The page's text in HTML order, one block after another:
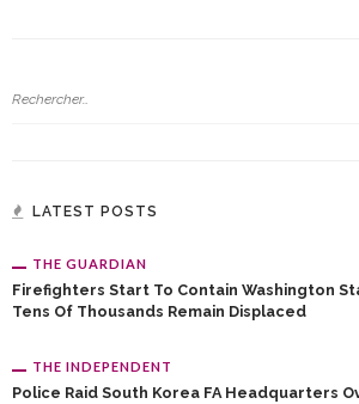
LATEST POSTS
THE GUARDIAN
Firefighters Start To Contain Washington
Tens Of Thousands Remain Displaced
THE INDEPENDENT
Police Raid South Korea FA Headquarters